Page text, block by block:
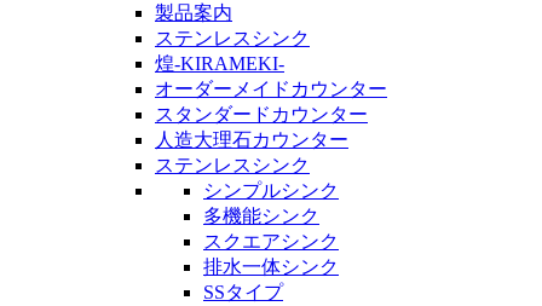
製品案内
ステンレスシンク
煌-KIRAMEKI-
オーダーメイドカウンター
スタンダードカウンター
人造大理石カウンター
ステンレスシンク
シンプルシンク
多機能シンク
スクエアシンク
排水一体シンク
SSタイプ